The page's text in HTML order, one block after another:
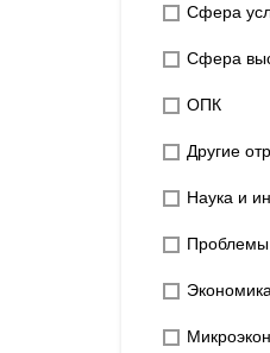
Сфера
Сфера
ОПК
Другие
Наука и
Проблемы